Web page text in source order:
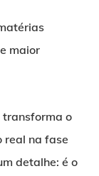
maior
transforma o
real na fase
detalhe: é o